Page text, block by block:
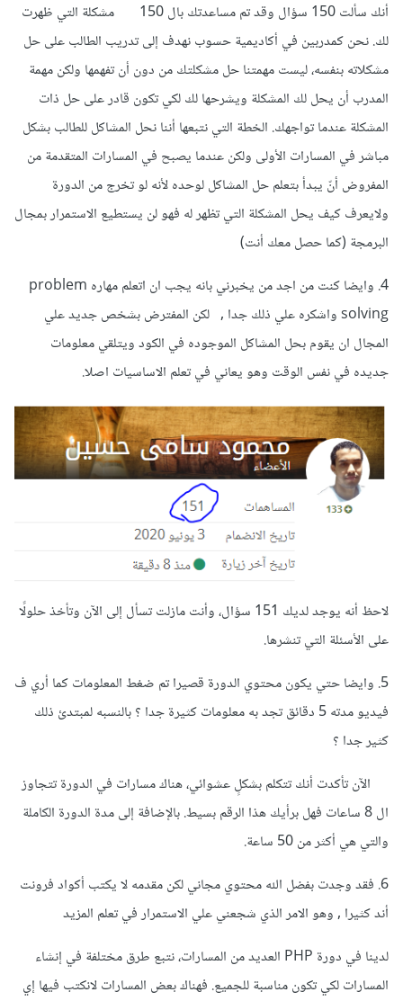
أنك سألت 150 سؤال وقد تم مساعدتك بال 150 مشكلة التي ظهرت
لك. نحن كمدربين في أكاديمية حسوب نهدف إلى تدريب الطالب على حل
مشكلاته بنفسه، ليست مهمتنا حل مشكلتك من دون أن تفهمها ولكن مهمة
المدرب أن يحل لك المشكلة ويشرحها لك لكي تكون قادر على حل ذات
المشكلة عندما تواجهك. الخطة التي نتبعها أننا نحل المشاكل للطالب بشكل
مباشر في المسارات الأولى ولكن عندما يصبح في المسارات المتقدمة من
المفروض أنّ يبدأ بتعلم حل المشاكل لوحده لأنه لو تخرج من الدورة
ولايعرف كيف يحل المشكلة التي تظهر له فهو لن يستطيع الاستمرار بمجال
البرمجة (كما حصل معك أنت)
4. وايضا كنت من اجد من يخبرني بانه يجب ان اتعلم مهاره problem
solving واشكره علي ذلك جدا , لكن المفترض بشخص جديد علي
المجال ان يقوم بحل المشاكل الموجوده في الكود ويتلقي معلومات
جديده في نفس الوقت وهو يعاني في تعلم الاساسيات اصلا.
لاحظ أنه يوجد لديك 151 سؤال، وأنت مازلت تسأل إلى الآن وتأخذ حلولًا
على الأسئلة التي تنشرها.
5. وايضا حتي يكون محتوي الدورة قصيرا تم ضغط المعلومات كما أري ف
فيديو مدته 5 دقائق تجد به معلومات كثيرة جدا ؟ بالنسبه لمبتدئ ذلك
كثير جدا ؟
الآن تأكدت أنك تتكلم بشكلٍ عشوائي، هناك مسارات في الدورة تتجاوز
ال 8 ساعات فهل برأيك هذا الرقم بسيط. بالإضافة إلى مدة الدورة الكاملة
والتي هي أكثر من 50 ساعة.
6. فقد وجدت بفضل الله محتوي مجاني لكن مقدمه لا يكتب أكواد فرونت
أند كثيرا , وهو الامر الذي شجعني علي الاستمرار في تعلم المزيد
لدينا في دورة PHP العديد من المسارات، نتبع طرق مختلفة في إنشاء
المسارات لكي تكون مناسبة للجميع. فهناك بعض المسارات لانكتب فيها إي